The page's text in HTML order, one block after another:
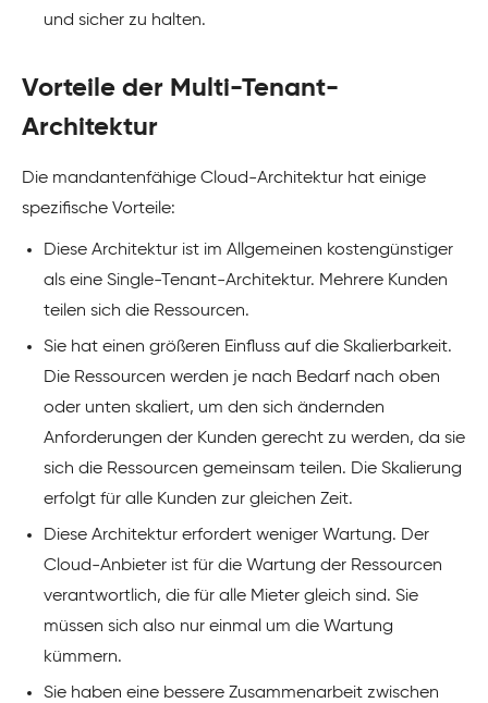
und sicher zu halten.
Vorteile der Multi-Tenant-
Architektur
Die mandantenfähige Cloud-Architektur hat einige
spezifische Vorteile:
Diese Architektur ist im Allgemeinen kostengünstiger
als eine Single-Tenant-Architektur. Mehrere Kunden
teilen sich die Ressourcen.
Sie hat einen größeren Einfluss auf die Skalierbarkeit.
Die Ressourcen werden je nach Bedarf nach oben
oder unten skaliert, um den sich ändernden
Anforderungen der Kunden gerecht zu werden, da sie
sich die Ressourcen gemeinsam teilen. Die Skalierung
erfolgt für alle Kunden zur gleichen Zeit.
Diese Architektur erfordert weniger Wartung. Der
Cloud-Anbieter ist für die Wartung der Ressourcen
verantwortlich, die für alle Mieter gleich sind. Sie
müssen sich also nur einmal um die Wartung
kümmern.
Sie haben eine bessere Zusammenarbeit zwischen